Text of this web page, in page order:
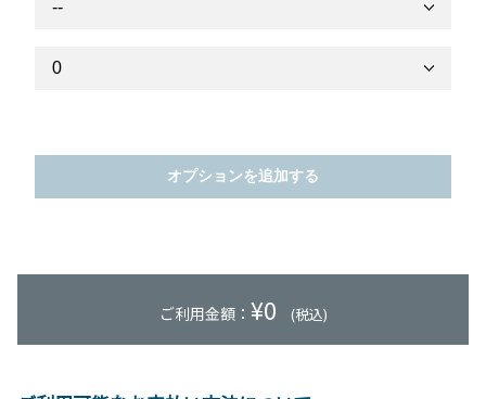
オプションを追加する
ご利用金額： ¥0 (税込)